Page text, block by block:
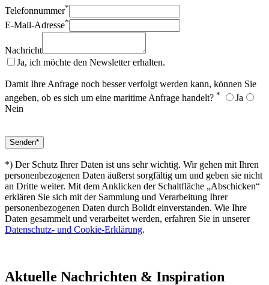
Telefonnummer*
E-Mail-Adresse*
Nachricht
Ja, ich möchte den Newsletter erhalten.
Damit Ihre Anfrage noch besser verfolgt werden kann, können Sie
angeben, ob es sich um eine maritime Anfrage handelt? *
Ja
Nein
*) Der Schutz Ihrer Daten ist uns sehr wichtig. Wir gehen mit Ihren
personenbezogenen Daten äußerst sorgfältig um und geben sie nicht
an Dritte weiter. Mit dem Anklicken der Schaltfläche „Abschicken“
erklären Sie sich mit der Sammlung und Verarbeitung Ihrer
personenbezogenen Daten durch Bolidt einverstanden. Wie Ihre
Daten gesammelt und verarbeitet werden, erfahren Sie in unserer
Datenschutz- und Cookie-Erklärung.
Aktuelle Nachrichten & Inspiration